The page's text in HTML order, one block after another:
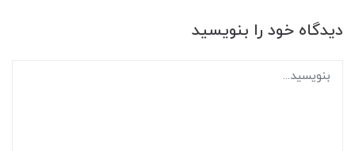
دیدگاه خود را بنویسید